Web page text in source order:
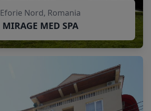
Eforie Nord, Romania
MIRAGE MED SPA